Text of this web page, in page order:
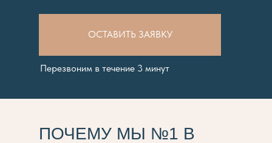
Перезвоним в течение 3 минут
ОСТАВИТЬ ЗАЯВКУ
ПОЧЕМУ МЫ №1 В